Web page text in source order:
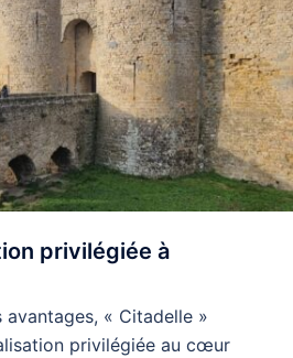
privilégiée à
avantages, « Citadelle »
privilégiée au cœur